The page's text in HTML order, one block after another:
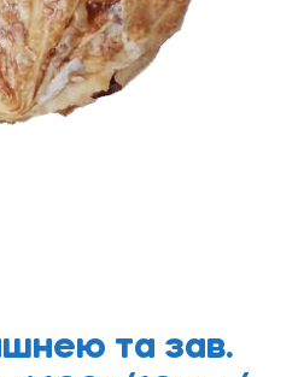
та зав.